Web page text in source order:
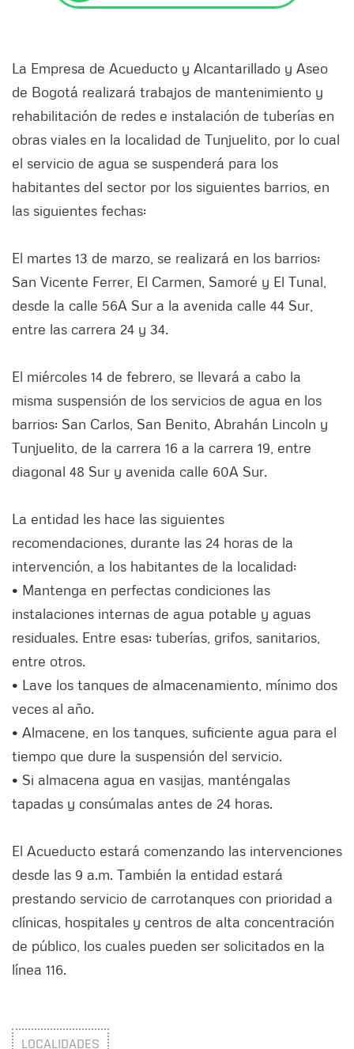
La Empresa de Acueducto y Alcantarillado y Aseo
de Bogotá realizará trabajos de mantenimiento y
rehabilitación de redes e instalación de tuberías en
obras viales en la localidad de Tunjuelito, por lo cual
el servicio de agua se suspenderá para los
habitantes del sector por los siguientes barrios, en
las siguientes fechas:
El martes 13 de marzo, se realizará en los barrios:
San Vicente Ferrer, El Carmen, Samoré y El Tunal,
desde la calle 56A Sur a la avenida calle 44 Sur,
entre las carrera 24 y 34.
El miércoles 14 de febrero, se llevará a cabo la
misma suspensión de los servicios de agua en los
barrios: San Carlos, San Benito, Abrahán Lincoln y
Tunjuelito, de la carrera 16 a la carrera 19, entre
diagonal 48 Sur y avenida calle 60A Sur.
La entidad les hace las siguientes
recomendaciones, durante las 24 horas de la
intervención, a los habitantes de la localidad:
• Mantenga en perfectas condiciones las
instalaciones internas de agua potable y aguas
residuales. Entre esas: tuberías, grifos, sanitarios,
entre otros.
• Lave los tanques de almacenamiento, mínimo dos
veces al año.
• Almacene, en los tanques, suficiente agua para el
tiempo que dure la suspensión del servicio.
• Si almacena agua en vasijas, manténgalas
tapadas y consúmalas antes de 24 horas.
El Acueducto estará comenzando las intervenciones
desde las 9 a.m. También la entidad estará
prestando servicio de carrotanques con prioridad a
clínicas, hospitales y centros de alta concentración
de público, los cuales pueden ser solicitados en la
línea 116.
LOCALIDADES